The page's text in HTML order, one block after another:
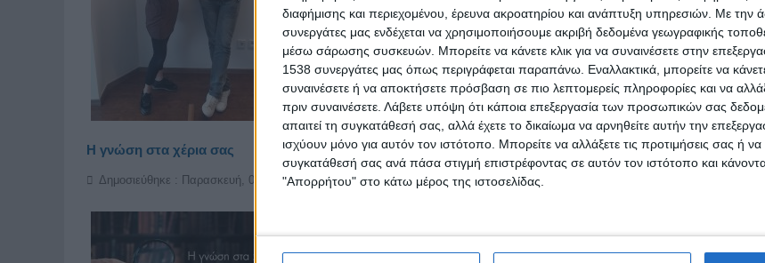
διαφήμισης και περιεχομένου, έρευνα ακροατηρίου και ανάπτυξη υπηρεσιών. Με την
συνεργάτες μας ενδέχεται να χρησιμοποιήσουμε ακριβή δεδομένα γεωγραφικής
μέσω σάρωσης συσκευών. Μπορείτε να κάνετε κλικ για να συναινέσετε στην
1538 συνεργάτες μας όπως περιγράφεται παραπάνω. Εναλλακτικά, μπορείτε να κάνετε
συναινέσετε ή να αποκτήσετε πρόσβαση σε πιο λεπτομερείς πληροφορίες και να
πριν συναινέσετε. Λάβετε υπόψη ότι κάποια επεξεργασία των προσωπικών σας
απαιτεί τη συγκατάθεσή σας, αλλά έχετε το δικαίωμα να αρνηθείτε αυτήν την
ισχύουν μόνο για αυτόν τον ιστότοπο. Μπορείτε να αλλάξετε τις προτιμήσεις σας ή να
συγκατάθεσή σας ανά πάσα στιγμή επιστρέφοντας σε αυτόν τον ιστότοπο και
"Απορρήτου" στο κάτω μέρος της ιστοσελίδας.
και άλλα ερωτήματα μας απαντούν η Έλενα Φαρίνη και ο Παύλος
στήριξη και ελπίδα σε όσους σκέφτονται να τολμήσουν το επιχειρείν.
Τι είναι η AFI, πώς ξεκίνησε και τι
ΠΕΡΙΣΣΌΤΕΡΑ...
Η γνώση στα χέρια σας
Δημοσιεύθηκε : Παρασκευή, 01 Ιουνίου 2018 12:05
προσθέτουν, να τροποποιούν ή να διαγράφουν το περιεχόμενό της